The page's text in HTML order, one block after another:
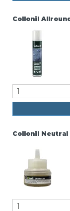
Collonil
Collonil